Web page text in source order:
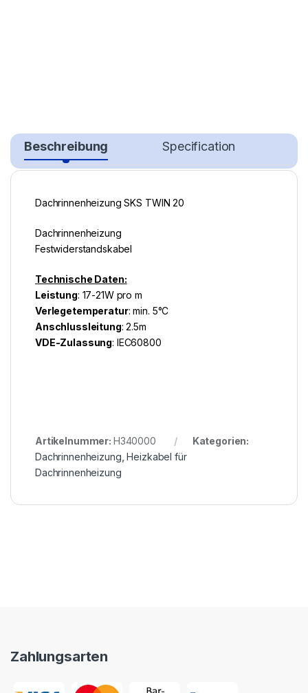
Beschreibung Specification
Dachrinnenheizung SKS TWIN 20
Dachrinnenheizung
Festwiderstandskabel
Technische Daten:
Leistung: 17-21W pro m
Verlegetemperatur: min. 5°C
Anschlussleitung: 2.5m
VDE-Zulassung: IEC60800
Artikelnummer: H340000
Kategorien:
Dachrinnenheizung ,Heizkabel für
Dachrinnenheizung
Zahlungsarten